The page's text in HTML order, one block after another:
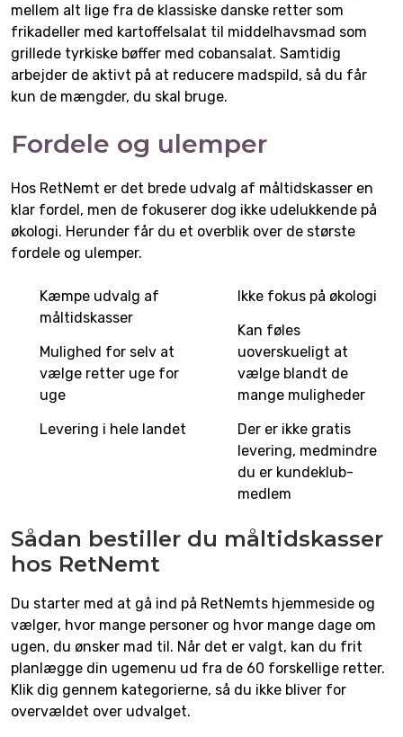
mellem alt lige fra de klassiske danske retter som
frikadeller med kartoffelsalat til middelhavsmad som
grillede tyrkiske bøffer med cobansalat. Samtidig
arbejder de aktivt på at reducere madspild, så du får
kun de mængder, du skal bruge.
Fordele og ulemper
Hos RetNemt er det brede udvalg af måltidskasser en
klar fordel, men de fokuserer dog ikke udelukkende på
økologi. Herunder får du et overblik over de største
fordele og ulemper.
Kæmpe udvalg af
måltidskasser
Mulighed for selv at
vælge retter uge for
uge
Levering i hele landet
Ikke fokus på økologi
Kan føles
uoverskueligt at
vælge blandt de
mange muligheder
Der er ikke gratis
levering, medmindre
du er kundeklub-
medlem
Sådan bestiller du måltidskasser
hos RetNemt
Du starter med at gå ind på RetNemts hjemmeside og
vælger, hvor mange personer og hvor mange dage om
ugen, du ønsker mad til. Når det er valgt, kan du frit
planlægge din ugemenu ud fra de 60 forskellige retter.
Klik dig gennem kategorierne, så du ikke bliver for
overvældet over udvalget.